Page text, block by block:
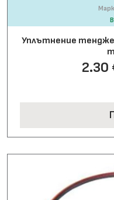
Уплътнение
2.30